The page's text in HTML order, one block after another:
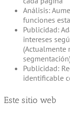
Análisis:
funciones
Publicidad:
intereses
(Actualmente
Publicidad:
identificable
Este sitio web